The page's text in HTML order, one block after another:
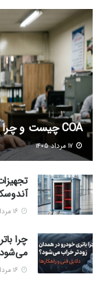
COA چیست و چرا بدون آن نباید ماده شیمیایی خرید؟
چرا